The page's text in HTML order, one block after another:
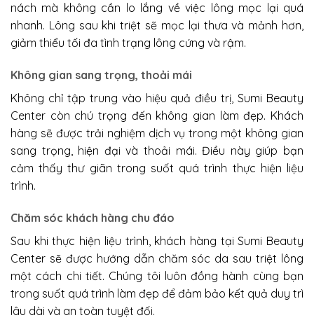
nách mà không cần lo lắng về việc lông mọc lại quá
nhanh. Lông sau khi triệt sẽ mọc lại thưa và mảnh hơn,
giảm thiểu tối đa tình trạng lông cứng và rậm.
Không gian sang trọng, thoải mái
Không chỉ tập trung vào hiệu quả điều trị, Sumi Beauty
Center còn chú trọng đến không gian làm đẹp. Khách
hàng sẽ được trải nghiệm dịch vụ trong một không gian
sang trọng, hiện đại và thoải mái. Điều này giúp bạn
cảm thấy thư giãn trong suốt quá trình thực hiện liệu
trình.
Chăm sóc khách hàng chu đáo
Sau khi thực hiện liệu trình, khách hàng tại Sumi Beauty
Center sẽ được hướng dẫn chăm sóc da sau triệt lông
một cách chi tiết. Chúng tôi luôn đồng hành cùng bạn
trong suốt quá trình làm đẹp để đảm bảo kết quả duy trì
lâu dài và an toàn tuyệt đối.